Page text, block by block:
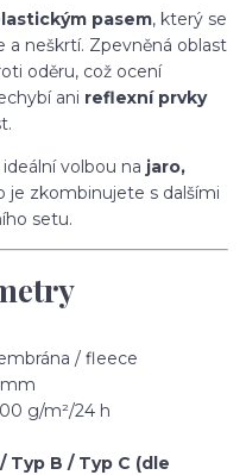
pasem, který se
a neškrtí. Zpevněná oblast
oděru, což ocení
ani reflexní prvky
volbou na jaro,
je zkombinujete s dalšími
setu.
/ fleece
g/m²/24 h
Typ B / Typ C (dle